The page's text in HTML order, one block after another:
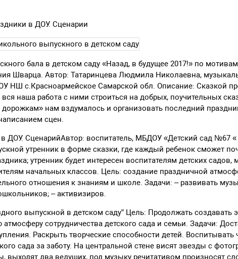
в ДОУ. Сценарии
бала в детском саду «Назад, в будущее 2017!» по
Шварца. Автор: Татаринцева Людмила Николаевна,
НШ с.Красноармейское Самарской обл. Описание: Сказкой
наша работа с ними строиться на добрых, поучительных
нам вздумалось и организовать последний
сцен.
ДОУ. СценарийАвтор: воспитатель, МБДОУ «Детский сад №67 «
утренник в форме сказки, где каждый ребенок сможет
утренник будет интересен воспитателям детских
начальных классов. Цель: создание праздничной
отношения к знаниям и школе. Задачи: – развивать
– активизиров.
выпускной в детском саду” Цель: Продолжать создавать
сотрудничества детского сада и семьи. Задачи:
Раскрыть творческие способности детей. Воспитывать
сада за заботу. На центральной стене висят звезды с
выходят два ведущих, под музыку речитативом произносят